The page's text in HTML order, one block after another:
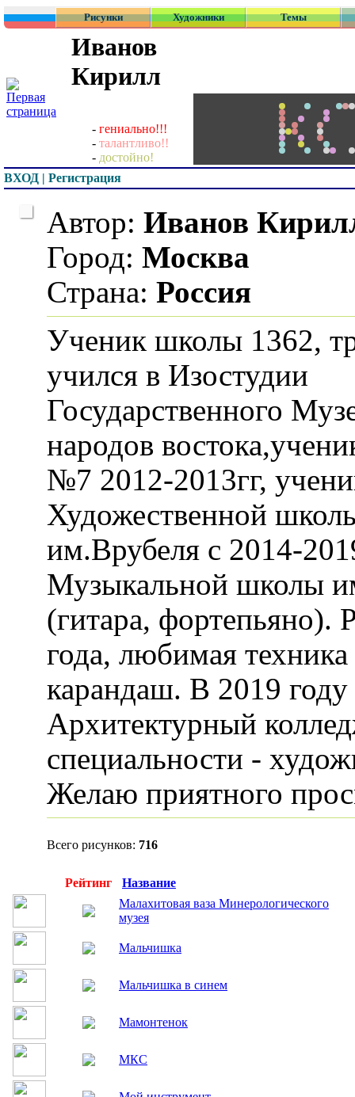
Рисунки Художники Темы
Иванов
Кирилл
- гениально!!!
- талантливо!!
- достойно!
ВХОД | Регистрация
Автор:Иванов
Город:Москва
Страна:Россия
Ученик школы
учился в Изостудии
Государственного
искусств народов
востока,ученик
2012-2013гг,
Художественной
им.Врубеля с 2014-
учился в
им.Власенко
фортепьяно).
любимая техника -
В 2019 году
Архитектурный
специальности -
просмотра...
Всего рисунков:716
Превью Рейтинг
Название
музея
Мальчишка
Мальчишка в синем